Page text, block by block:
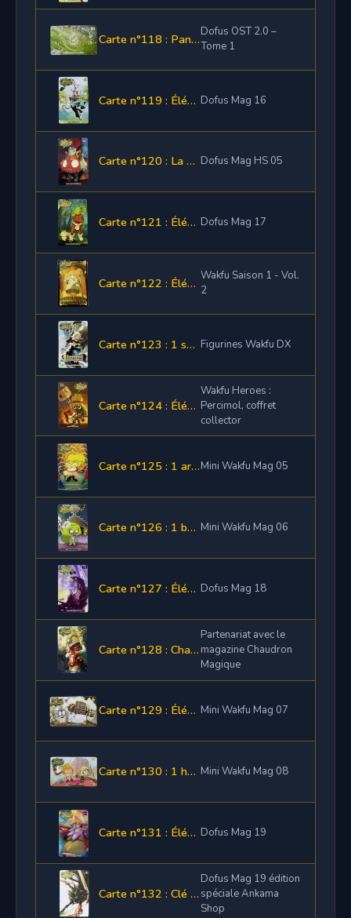
Carte n°118 : Panoplie Françis KabrouleDofus OST 2.0 –
Tome 1
Carte n°119 : Élément de panoplie Grilliane Dofus Mag 16
Carte n°120 : La Panoplie Chauffe-Souris Dofus Mag HS 05
Carte n°121 : Élément de panoplie Gadjète Dofus Mag 17
Carte n°122 : Élément de paniplie Stroud Wakfu Saison 1 - Vol.
2
Carte n°123 : 1 semaine d'abonnement Figurines Wakfu DX
Carte n°124 : Élément de panoplie Percimol
Wakfu Heroes :
Percimol, coffret
collector
Carte n°125 : 1 arc ShushetteMini Wakfu Mag 05
Carte n°126 : 1 baguette Shushette Mini Wakfu Mag 06
Carte n°127 : Élément de panoplie Papier Dofus Mag 18
Carte n°128 : Chapeaudron
Partenariat avec le
magazine Chaudron
Magique
Carte n°129 : Élément de la panoplie Paupayahn ou Gato Mini Wakfu Mag 07
Carte n°130 : 1 hache Shushette Mini Wakfu Mag 08
Carte n°131 : Élément de la Panoplume Dofus Mag 19
Carte n°132 : Clé bétâ Roublards
Dofus Mag 19 édition
spéciale Ankama
Shop